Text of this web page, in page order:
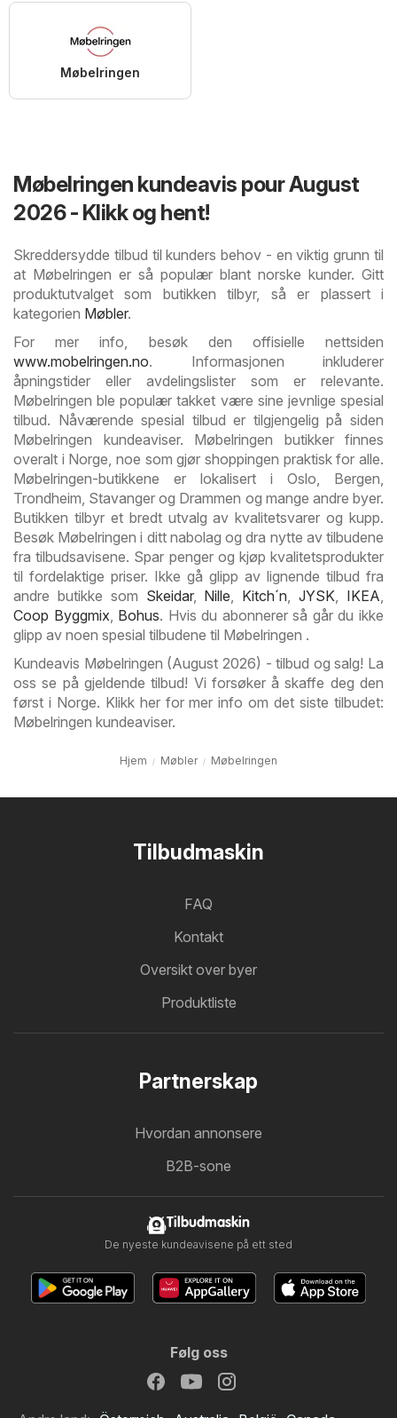
Møbelringen
Møbelringen kundeavis pour August
2026 - Klikk og hent!
Skreddersydde tilbud til kunders behov - en viktig grunn til
at Møbelringen er så populær blant norske kunder. Gitt
produktutvalget som butikken tilbyr, så er plassert i
kategorien Møbler.
For mer info, besøk den offisielle nettsiden
www.mobelringen.no. Informasjonen inkluderer
åpningstider eller avdelingslister som er relevante.
Møbelringen ble populær takket være sine jevnlige spesial
tilbud. Nåværende spesial tilbud er tilgjengelig på siden
Møbelringen kundeaviser. Møbelringen butikker finnes
overalt i Norge, noe som gjør shoppingen praktisk for alle.
Møbelringen-butikkene er lokalisert i Oslo, Bergen,
Trondheim, Stavanger og Drammen og mange andre byer.
Butikken tilbyr et bredt utvalg av kvalitetsvarer og kupp.
Besøk Møbelringen i ditt nabolag og dra nytte av tilbudene
fra tilbudsavisene. Spar penger og kjøp kvalitetsprodukter
til fordelaktige priser. Ikke gå glipp av lignende tilbud fra
andre butikke som Skeidar, Nille, Kitch´n,JYSK, IKEA,
Coop Byggmix, Bohus. Hvis du abonnerer så går du ikke
glipp av noen spesial tilbudene til Møbelringen .
Kundeavis Møbelringen (August 2026) - tilbud og salg! La
oss se på gjeldende tilbud! Vi forsøker å skaffe deg den
først i Norge. Klikk her for mer info om det siste tilbudet:
Møbelringen kundeaviser.
Hjem Møbler Møbelringen
Tilbudmaskin
FAQ
Kontakt
Oversikt over byer
Produktliste
Partnerskap
Hvordan annonsere
B2B-sone
Tilbudmaskin
De nyeste kundeavisene på ett sted
Følg oss